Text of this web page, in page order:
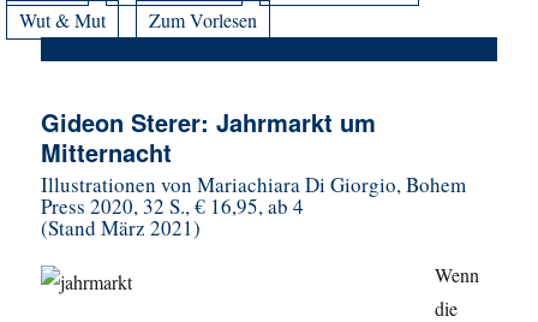
Wut & Mut
Zum Vorlesen
Gideon Sterer: Jahrmarkt um
Mitternacht
Illustrationen von Mariachiara Di Giorgio, Bohem
Press 2020, 32 S., € 16,95, ab 4
(Stand März 2021)
Wenn
die